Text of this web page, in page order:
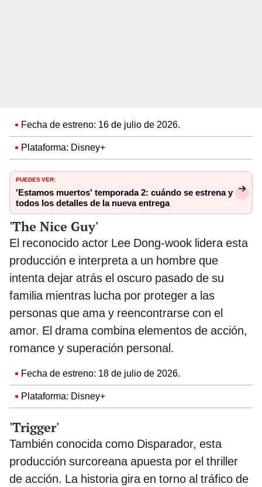
Fecha de estreno: 16 de julio de 2026.
Plataforma: Disney+
PUEDES VER:
'Estamos muertos' temporada 2: cuándo se estrena y
todos los detalles de la nueva entrega
'The Nice Guy'
El reconocido actor Lee Dong-wook lidera esta
producción e interpreta a un hombre que
intenta dejar atrás el oscuro pasado de su
familia mientras lucha por proteger a las
personas que ama y reencontrarse con el
amor. El drama combina elementos de acción,
romance y superación personal.
Fecha de estreno: 18 de julio de 2026.
Plataforma: Disney+
'Trigger'
También conocida como Disparador, esta
producción surcoreana apuesta por el thriller
de acción. La historia gira en torno al tráfico de